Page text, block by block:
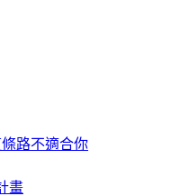
路不適合你
畫